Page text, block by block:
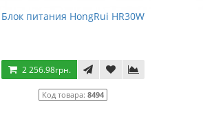
Блок питания HongRui HR30W
2 256.98грн.
Код товара:8494